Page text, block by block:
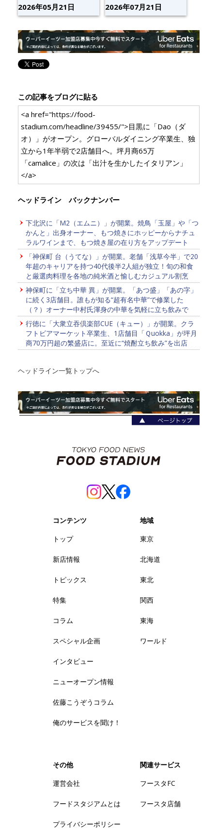
2026年05月21日 2026年07月21日
この記事をブログに貼る
<a href="https://food-
stadium.com/headline/39455/">目黒に「Dao（ダ
オ）」がオープン。グローバルダイニング卒業生、独
立から1年半弱で2店舗目へ。坪月商65万
「camalice」の次は「出汁を生かしたイタリアン」
</a>
ヘッドライン バックナンバー
下北沢に「M2（エムニ）」が開業。焼鳥「玉屋」や「つ
かんと」出身オーナー、もつ焼きにホッピーからナチュ
ラルワインまで、もつ焼き屋の在り方をアップデート
「神保町 台（うてな）」が開業。老舗「浅草今半」で20
年超のキャリアを持つ40代後半2人組が独立！旬の和食
と厳選肉料理を各地の純米酒と愉しむカジュアル割烹
神保町に「立ち中華 異」が開業。「あつ盛」「あの字」
に続く3店舗目。誰もが知る“超有名中華”で修業した
（？）オーナー中村氏渾身の中華を気軽に立ち飲みで
行徳に「大衆立吞倶楽部CUE（キュー）」が開業。クラ
フトビアマーケット卒業生、1店舗目「Ｑuokka」が坪月
商70万円超の繁盛店に。至近に“焼酎立ち飲み”を出店
ヘッドライン一覧トップへ
コンテンツ
トップ
新店情報
トピックス
特集
コラム
スペシャル企画
インタビュー
ニューオープン情報
佐藤こうぞうコラム
俺のサービスを聞け！
地域
東京
北海道
東北
関西
東海
ワールド
その他
運営会社
フードスタジアムとは
プライバシーポリシー
関連サービス
フースタFC
フースタ店舗